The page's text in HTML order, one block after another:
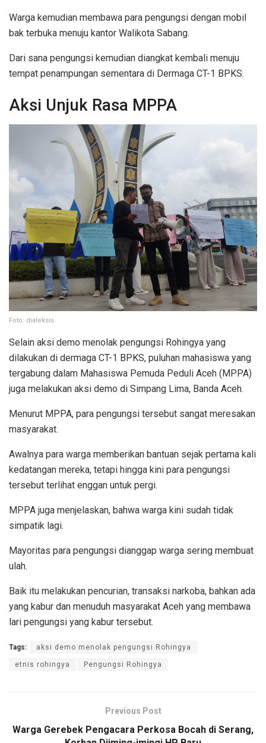
Warga kemudian membawa para pengungsi dengan mobil
bak terbuka menuju kantor Walikota Sabang.
Dari sana pengungsi kemudian diangkat kembali menuju
tempat penampungan sementara di Dermaga CT-1 BPKS.
Aksi Unjuk Rasa MPPA
Foto: dialeksis
Selain aksi demo menolak pengungsi Rohingya yang
dilakukan di dermaga CT-1 BPKS, puluhan mahasiswa yang
tergabung dalam Mahasiswa Pemuda Peduli Aceh (MPPA)
juga melakukan aksi demo di Simpang Lima, Banda Aceh.
Menurut MPPA, para pengungsi tersebut sangat meresakan
masyarakat.
Awalnya para warga memberikan bantuan sejak pertama kali
kedatangan mereka, tetapi hingga kini para pengungsi
tersebut terlihat enggan untuk pergi.
MPPA juga menjelaskan, bahwa warga kini sudah tidak
simpatik lagi.
Mayoritas para pengungsi dianggap warga sering membuat
ulah.
Baik itu melakukan pencurian, transaksi narkoba, bahkan ada
yang kabur dan menuduh masyarakat Aceh yang membawa
lari pengungsi yang kabur tersebut.
Tags: aksi demo menolak pengungsi Rohingya
etnis rohingya Pengungsi Rohingya
Previous Post
Warga Gerebek Pengacara Perkosa Bocah di Serang,